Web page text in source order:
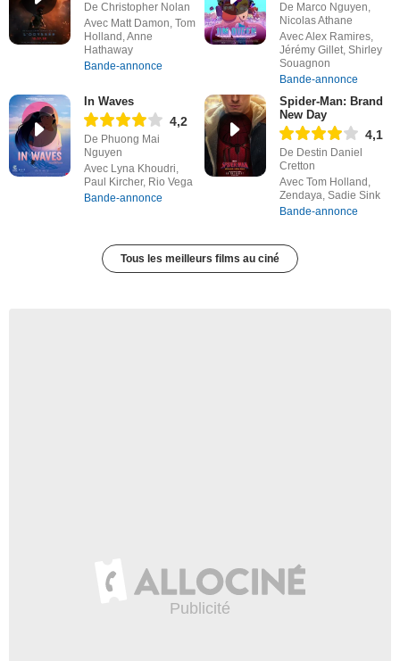
De Christopher Nolan
Avec Matt Damon, Tom
Holland, Anne
Hathaway
Bande-annonce
De Marco Nguyen,
Nicolas Athane
Avec Alex Ramires,
Jérémy Gillet, Shirley
Souagnon
Bande-annonce
In Waves
4,2
De Phuong Mai
Nguyen
Avec Lyna Khoudri,
Paul Kircher, Rio Vega
Bande-annonce
Spider-Man: Brand
New Day
4,1
De Destin Daniel
Cretton
Avec Tom Holland,
Zendaya, Sadie Sink
Bande-annonce
Tous les meilleurs films au ciné